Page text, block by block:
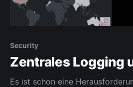
Security
Zentrales Logging
Es ist schon eine